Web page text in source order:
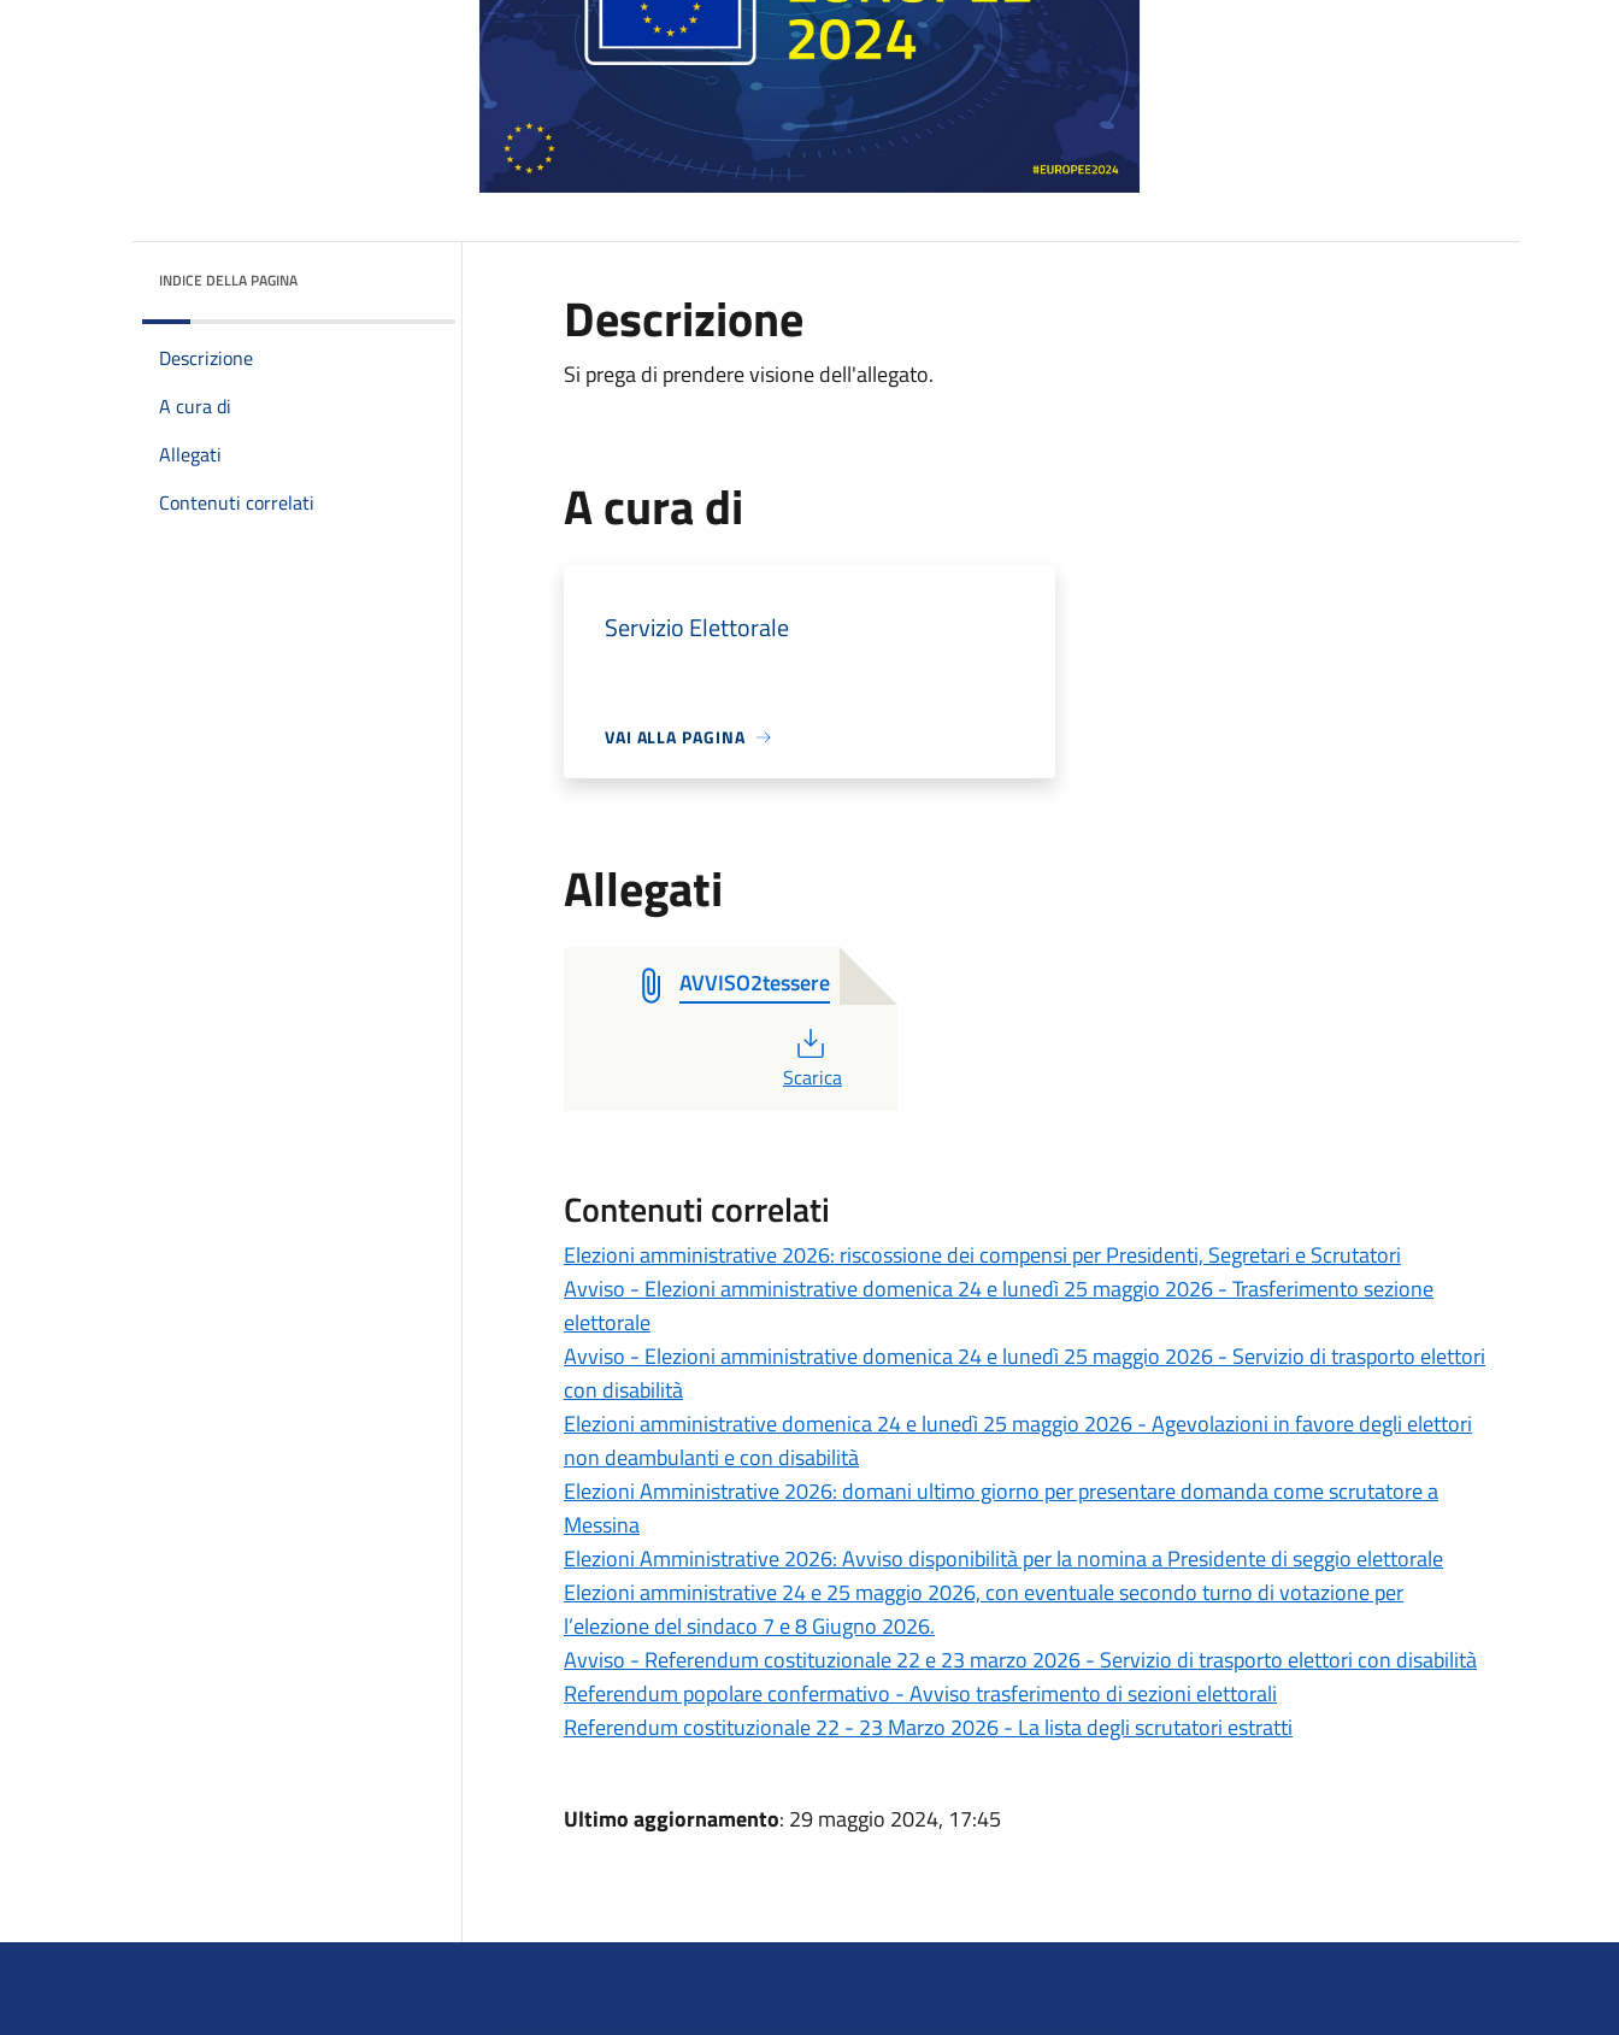
INDICE DELLA PAGINA
Descrizione
A cura di
Allegati
Contenuti correlati
Descrizione
Si prega di prendere visione dell'allegato.
A cura di
Servizio Elettorale
VAI ALLA PAGINA
Allegati
AVVISO2tessere
Scarica
Contenuti correlati
Elezioni amministrative 2026: riscossione dei compensi per Presidenti, Segretari e Scrutatori
Avviso - Elezioni amministrative domenica 24 e lunedì 25 maggio 2026 - Trasferimento sezione
elettorale
Avviso - Elezioni amministrative domenica 24 e lunedì 25 maggio 2026 - Servizio di trasporto elettori
con disabilità
Elezioni amministrative domenica 24 e lunedì 25 maggio 2026 - Agevolazioni in favore degli elettori
non deambulanti e con disabilità
Elezioni Amministrative 2026: domani ultimo giorno per presentare domanda come scrutatore a
Messina
Elezioni Amministrative 2026: Avviso disponibilità per la nomina a Presidente di seggio elettorale
Elezioni amministrative 24 e 25 maggio 2026, con eventuale secondo turno di votazione per
l’elezione del sindaco 7 e 8 Giugno 2026.
Avviso - Referendum costituzionale 22 e 23 marzo 2026 - Servizio di trasporto elettori con disabilità
Referendum popolare confermativo - Avviso trasferimento di sezioni elettorali
Referendum costituzionale 22 - 23 Marzo 2026 - La lista degli scrutatori estratti
Ultimo aggiornamento: 29 maggio 2024, 17:45